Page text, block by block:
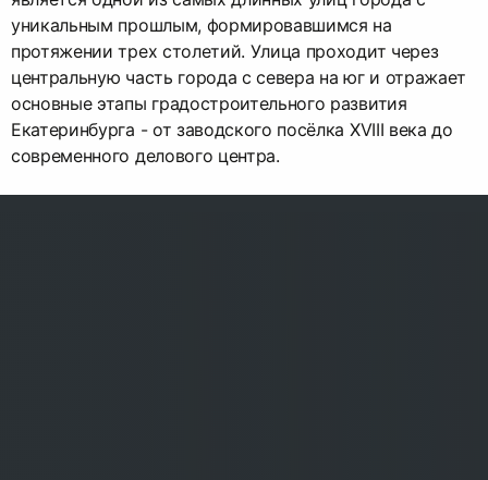
уникальным прошлым, формировавшимся на
протяжении трех столетий. Улица проходит через
центральную часть города с севера на юг и отражает
основные этапы градостроительного развития
Екатеринбурга - от заводского посёлка XVIII века до
современного делового центра.